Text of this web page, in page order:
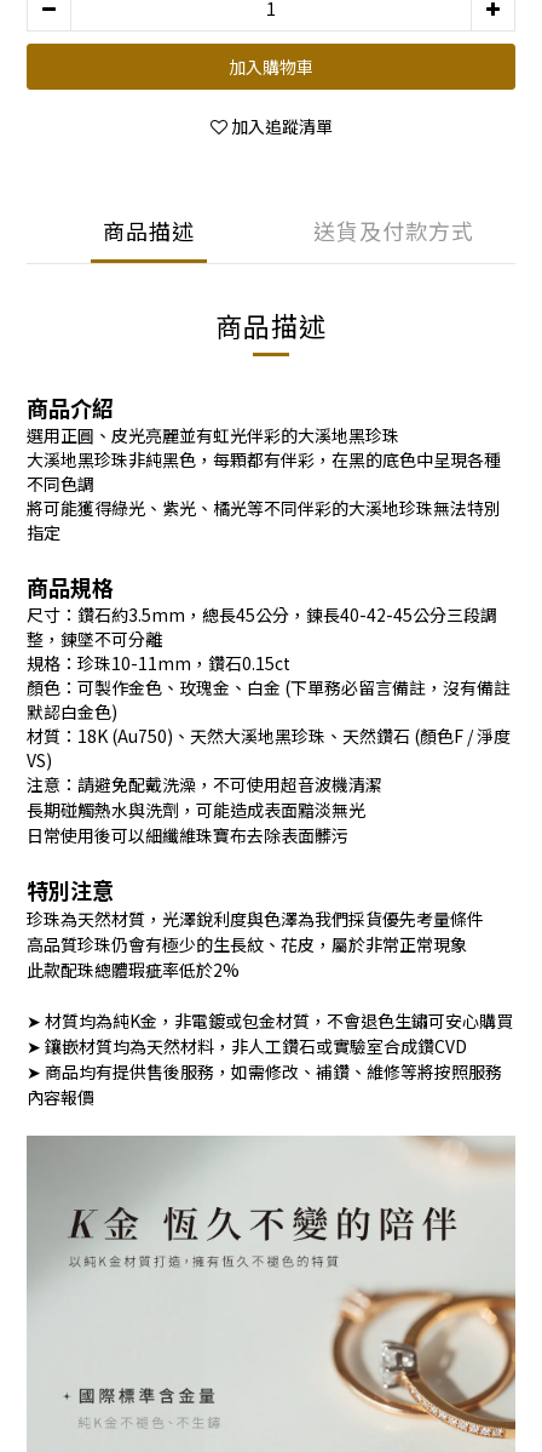
加入購物車
加入追蹤清單
商品描述 送貨及付款方式
商品描述
商品介紹
選用正圓、皮光亮麗並有虹光伴彩的大溪地黑珍珠
大溪地黑珍珠非純黑色，每顆都有伴彩，在黑的底色中呈現各種
不同色調
將可能獲得綠光、紫光、橘光等不同伴彩的大溪地珍珠無法特別
指定
商品規格
尺寸：鑽石約3.5mm，總長45公分，鍊長40-42-45公分三段調
整，鍊墜不可分離
規格：珍珠10-11mm，鑽石0.15ct
顏色：可製作金色、玫瑰金、白金 (下單務必留言備註，沒有備註
默認白金色)
材質：18K (Au750)、天然大溪地黑珍珠、天然鑽石 (顏色F / 淨度
VS)
注意：請避免配戴洗澡，不可使用超音波機清潔
長期碰觸熱水與洗劑，可能造成表面黯淡無光
日常使用後可以細纖維珠寶布去除表面髒污
特別注意
珍珠為天然材質，光澤銳利度與色澤為我們採貨優先考量條件
高品質珍珠仍會有極少的生長紋、花皮，屬於非常正常現象
此款配珠總體瑕疵率低於2%
➤ 材質均為純K金，非電鍍或包金材質，不會退色生鏽可安心購買
➤ 鑲嵌材質均為天然材料，非人工鑽石或實驗室合成鑽CVD
➤ 商品均有提供售後服務，如需修改、補鑽、維修等將按照服務
內容報價